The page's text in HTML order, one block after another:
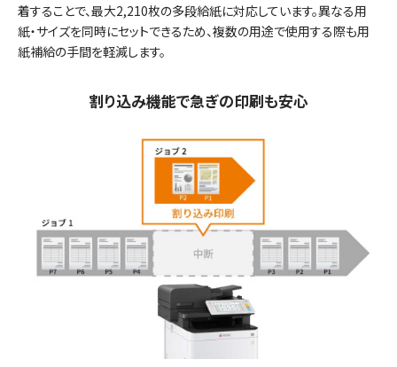
着することで、最大2,210枚の多段給紙に対応しています。異なる用
紙・サイズを同時にセットできるため、複数の用途で使用する際も用
紙補給の手間を軽減します。
割り込み機能で急ぎの印刷も安心